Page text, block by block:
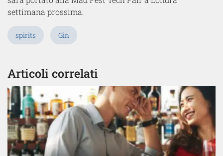
settimana prossima.
spirits Gin
Articoli correlati